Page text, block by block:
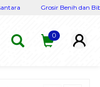
Grosir Benih dan
0